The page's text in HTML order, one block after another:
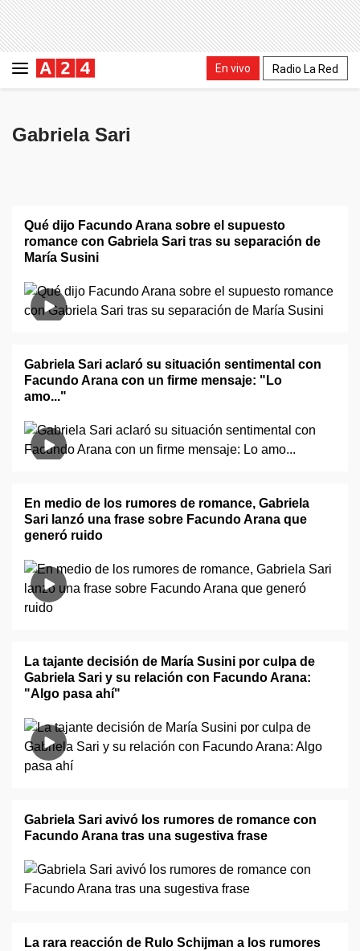
En vivo Radio La Red
Gabriela Sari
Qué dijo Facundo Arana sobre el supuesto
romance con Gabriela Sari tras su separación de
María Susini
Gabriela Sari aclaró su situación sentimental con
Facundo Arana con un firme mensaje: "Lo
amo..."
En medio de los rumores de romance, Gabriela
Sari lanzó una frase sobre Facundo Arana que
generó ruido
La tajante decisión de María Susini por culpa de
Gabriela Sari y su relación con Facundo Arana:
"Algo pasa ahí"
Gabriela Sari avivó los rumores de romance con
Facundo Arana tras una sugestiva frase
La rara reacción de Rulo Schijman a los rumores